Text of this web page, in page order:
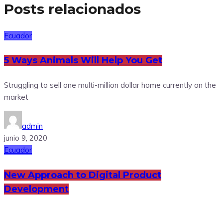
Posts relacionados
Ecuador
5 Ways Animals Will Help You Get
Struggling to sell one multi-million dollar home currently on the
market
admin
junio 9, 2020
Ecuador
New Approach to Digital Product
Development